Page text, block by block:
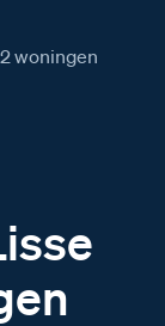
woningen